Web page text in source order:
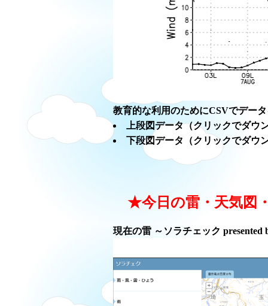
教育的な利用のためにCSVでデー
上段図データ（クリックでダウ
下段図データ（クリックでダウ
★今日の雷・天気図
現在の雷 ～ソラチェック presented